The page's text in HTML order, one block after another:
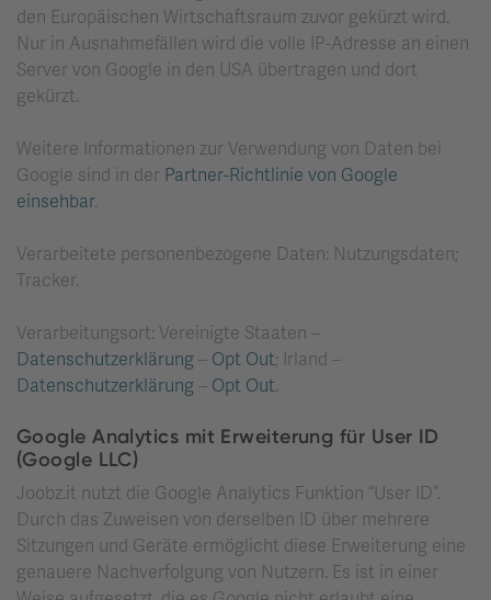
den Europäischen Wirtschaftsraum zuvor gekürzt wird.
Nur in Ausnahmefällen wird die volle IP-Adresse an einen
Server von Google in den USA übertragen und dort
gekürzt.
Weitere Informationen zur Verwendung von Daten bei
Google sind in der Partner-Richtlinie von Google
einsehbar.
Verarbeitete personenbezogene Daten: Nutzungsdaten;
Tracker.
Verarbeitungsort: Vereinigte Staaten –
Datenschutzerklärung – Opt Out; Irland –
Datenschutzerklärung – Opt Out.
Google Analytics mit Erweiterung für User ID
(Google LLC)
Joobz.it nutzt die Google Analytics Funktion “User ID”.
Durch das Zuweisen von derselben ID über mehrere
Sitzungen und Geräte ermöglicht diese Erweiterung eine
genauere Nachverfolgung von Nutzern. Es ist in einer